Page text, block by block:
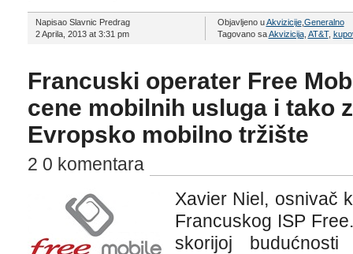
Napisao Slavnic Predrag
2 Aprila, 2013 at 3:31 pm
Objavljeno uAkvizicije, Generalno
Tagovano saAkvizicija, AT&T,
Francuski operater Free
cene mobilnih usluga i tako
Evropsko mobilno tržište
2 0 komentara
Xavier Niel, osnivač
Francuskog ISP
skorijoj